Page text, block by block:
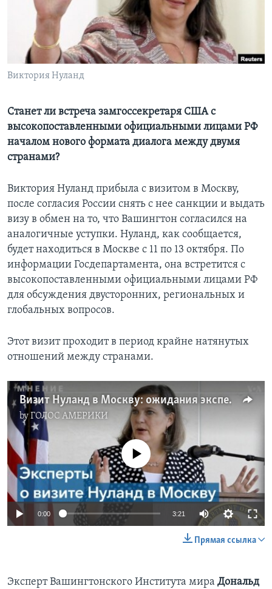
Learning English
СОЦИАЛЬНЫЕ СЕТИ
Языки
Виктория Нуланд
Станет ли встреча замгоссекретаря США с
высокопоставленными официальными лицами РФ
началом нового формата диалога между двумя
странами?
Виктория Нуланд прибыла с визитом в Москву,
после согласия России снять с нее санкции и выдать
визу в обмен на то, что Вашингтон согласился на
аналогичные уступки. Нуланд, как сообщается,
будет находиться в Москве с 11 по 13 октября. По
информации Госдепартамента, она встретится с
высокопоставленными официальными лицами РФ
для обсуждения двусторонних, региональных и
глобальных вопросов.
Этот визит проходит в период крайне натянутых
отношений между странами.
Визит Нуланд в Москву: ожидания экспертов из США
byГОЛОС АМЕРИКИ
No media source currently available
0:00 3:21
Прямая ссылка
Эксперт Вашингтонского Института мира Дональд